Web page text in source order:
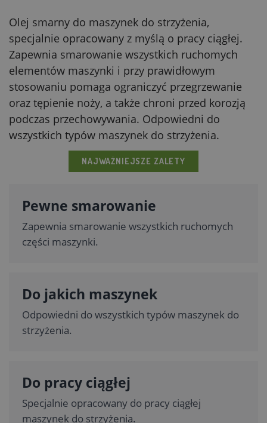
Olej smarny do maszynek do strzyżenia,
specjalnie opracowany z myślą o pracy ciągłej.
Zapewnia smarowanie wszystkich ruchomych
elementów maszynki i przy prawidłowym
stosowaniu pomaga ograniczyć przegrzewanie
oraz tępienie noży, a także chroni przed korozją
podczas przechowywania. Odpowiedni do
wszystkich typów maszynek do strzyżenia.
NAJWAŻNIEJSZE ZALETY
Pewne smarowanie
Zapewnia smarowanie wszystkich ruchomych
części maszynki.
Do jakich maszynek
Odpowiedni do wszystkich typów maszynek do
strzyżenia.
Do pracy ciągłej
Specjalnie opracowany do pracy ciągłej
maszynek do strzyżenia.